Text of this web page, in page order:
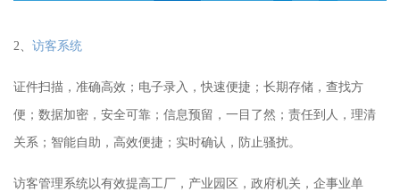
2、 访客系统
证件扫描，准确高效 ； 电子录入，快速便捷 ； 长期存储，查找方
便 ； 数据加密，安全可靠 ； 信息预留，一目了然 ； 责任到人，理清
关系 ； 智能自助，高效便捷 ； 实时确认，防止骚扰。
访客管理系统以有效提高工厂，产业园区， 政府机关，企事业单